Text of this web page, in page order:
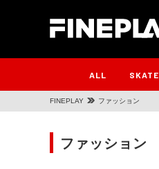
ALL SKATE
FINEPLAY ファッション
ファッション